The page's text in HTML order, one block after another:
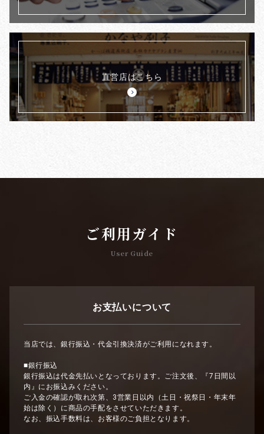
直営店はこちら
ご利用ガイド
User Guide
お支払いについて
当店では、銀行振込・代金引換決済がご利用になれます。
■銀行振込
銀行振込は代金先払いとなっております。ご注文後、『7日間以
内』にお振込みください。
ご入金の確認が取れ次第、3営業日以内（土日・祝祭日・年末年
始は除く）に商品の手配をさせていただきます。
なお、振込手数料は、お客様のご負担となります。